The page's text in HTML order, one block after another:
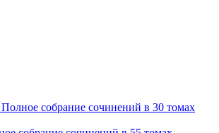
собрание сочинений в 30 томах